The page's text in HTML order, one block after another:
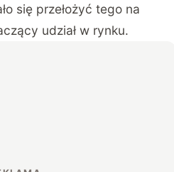
się przełożyć tego na
udział w rynku.